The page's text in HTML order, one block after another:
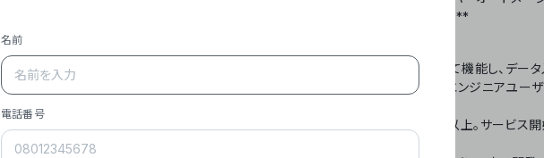
作業やデスクワークを自動化するサービスを提供しています。**
- **主力プロダクト「Yoom」**: SaaS連携データベースとして機能し、データ
メール対応、請求書処理、日報作成などの業務を自動化。非エンジニアユー
- **実績**: 国内利用社数20,000社超、直近成長率300%以上。サービス開
名前
電話番号